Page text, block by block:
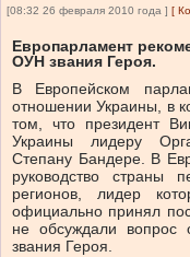
[08:32 26 февраля 2010 года ] [
Европарламент
ОУН звания Героя.
В Европейском
отношении Украины, в
том, что президент
Украины лидеру
Степану Бандере. В
руководство страны
регионов, лидер
официально принял
не обсуждали вопрос
звания Героя.